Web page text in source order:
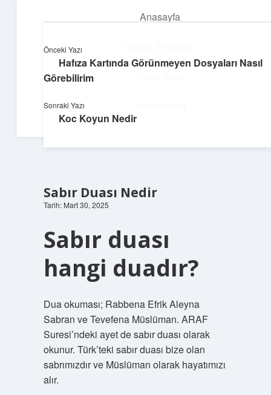
Anasayfa
Süper Bilgi Durağı
Sabır Duası Nedir
Tarih: Mart 30, 2025
Sabır duası
hangi duadır?
Dua okuması; Rabbena Efrik Aleyna
Sabran ve Tevefena Müslüman. ARAF
Suresi’ndeki ayet de sabır duası olarak
okunur. Türk’teki sabır duası bize olan
sabrımızdır ve Müslüman olarak hayatımızı
alır.
Önceki Yazı
Hafıza Kartında Görünmeyen Dosyaları Nasıl
Görebilirim
Sonraki Yazı
Koc Koyun Nedir